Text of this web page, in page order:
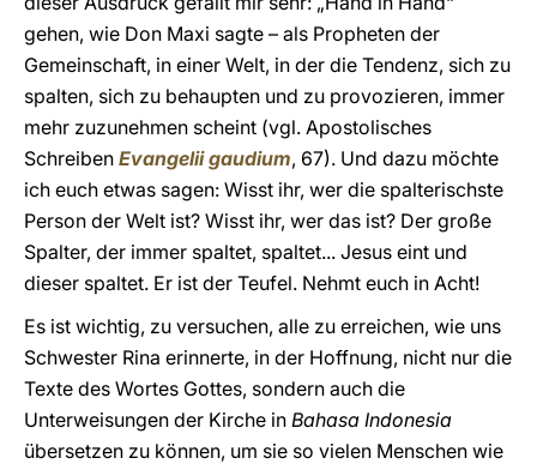
gehen, wie Don Maxi sagte – als Propheten der
Gemeinschaft, in einer Welt, in der die Tendenz, sich zu
spalten, sich zu behaupten und zu provozieren, immer
mehr zuzunehmen scheint (vgl. Apostolisches
Schreiben Evangelii gaudium, 67). Und dazu möchte
ich euch etwas sagen: Wisst ihr, wer die spalterischste
Person der Welt ist? Wisst ihr, wer das ist? Der große
Spalter, der immer spaltet, spaltet... Jesus eint und
dieser spaltet. Er ist der Teufel. Nehmt euch in Acht!
Es ist wichtig, zu versuchen, alle zu erreichen, wie uns
Schwester Rina erinnerte, in der Hoffnung, nicht nur die
Texte des Wortes Gottes, sondern auch die
Unterweisungen der Kirche in Bahasa Indonesia
übersetzen zu können, um sie so vielen Menschen wie